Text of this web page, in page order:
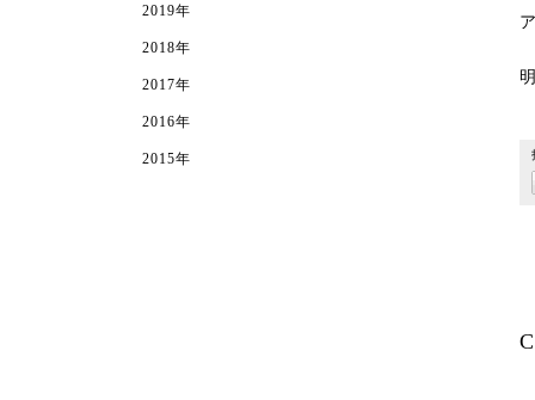
2019年
2018年
2017年
2016年
2015年